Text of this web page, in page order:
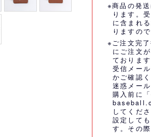
※商品の発
ります。
に含まれ
りますの
※ご注文完
にご注文
ております
受信メー
かご確認く
迷惑メー
購入前に
してくださ
設定して
す。その際